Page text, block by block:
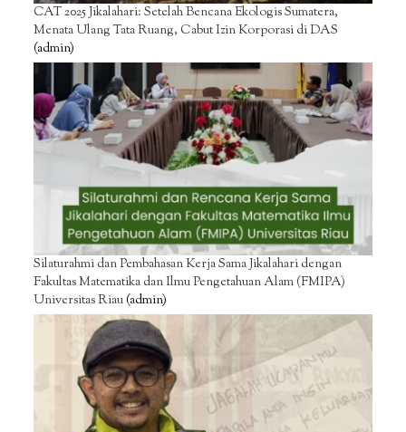
CAT 2025 Jikalahari: Setelah Bencana Ekologis Sumatera,
Menata Ulang Tata Ruang, Cabut Izin Korporasi di DAS
(admin)
Silaturahmi dan Pembahasan Kerja Sama Jikalahari dengan
Fakultas Matematika dan Ilmu Pengetahuan Alam (FMIPA)
Universitas Riau(admin)